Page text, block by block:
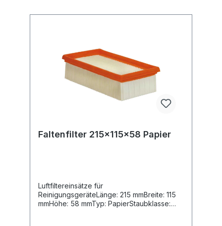
Faltenfilter 215x115x58 Papier
Luftfiltereinsätze für
ReinigungsgeräteLänge: 215 mmBreite: 115
mmHöhe: 58 mmTyp: PapierStaubklasse: